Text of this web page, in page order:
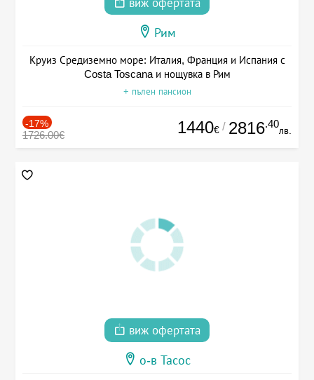
виж офертата
Рим
Круиз Средиземно море: Италия, Франция и Испания с
Costa Toscana и нощувка в Рим
+ пълен пансион
-17%
1726.00€ 1440€ / 2816.40
лв.
виж офертата
о-в Тасос